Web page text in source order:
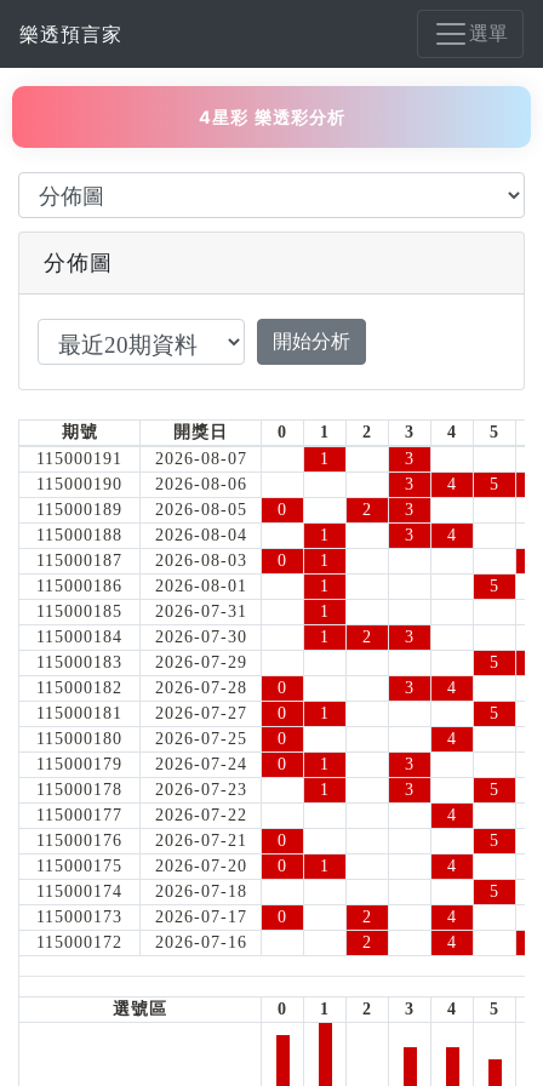
樂透預言家 選單
4星彩 樂透彩分析
分佈圖
期號 開獎日 0 1 2 3 4 5
115000191
2026-08-07 1
3
115000190
2026-08-06 3 4 5
115000189
2026-08-05 0 2
3
115000188
2026-08-04 1 3
4
115000187
2026-08-03 0 1
115000186
2026-08-01 1
5
115000185
2026-07-31
1
115000184
2026-07-30 1 2
3
115000183
2026-07-29 5
115000182
2026-07-28 0 3
4
115000181
2026-07-27 0 1
5
115000180
2026-07-25 0
4
115000179
2026-07-24 0 1
3
115000178
2026-07-23 1 3
5
115000177
2026-07-22
4
115000176
2026-07-21 0
5
115000175
2026-07-20 0 1
4
115000174
2026-07-18
5
115000173
2026-07-17 0 2
4
115000172
2026-07-16 2 4
選號區 0 1 2 3 4 5